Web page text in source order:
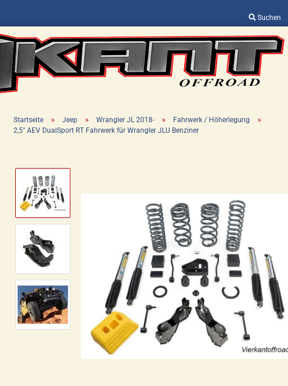
Suchen
Sprache auswählen
Lieferland
Passwort vergessen?
Startseite » Jeep » Wrangler JL 2018- » Fahrwerk / Höherlegung »
2,5" AEV DualSport RT Fahrwerk für Wrangler JLU Benziner